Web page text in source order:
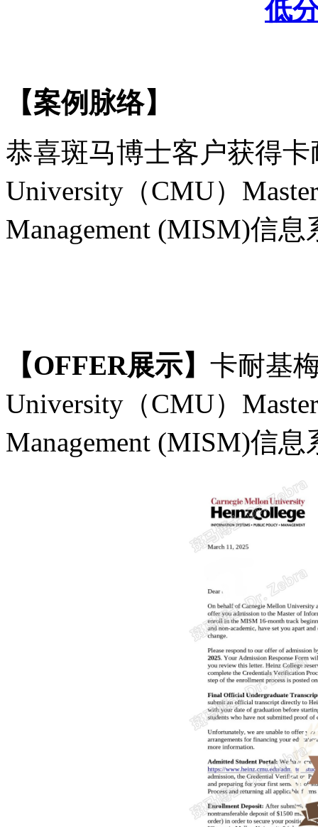
低
【案例脉络】
恭喜斑马博士客户获得
University （CMU）
Management (MISM)信
【OFFER展示】 卡耐基
University （CMU）
Management (MISM)信